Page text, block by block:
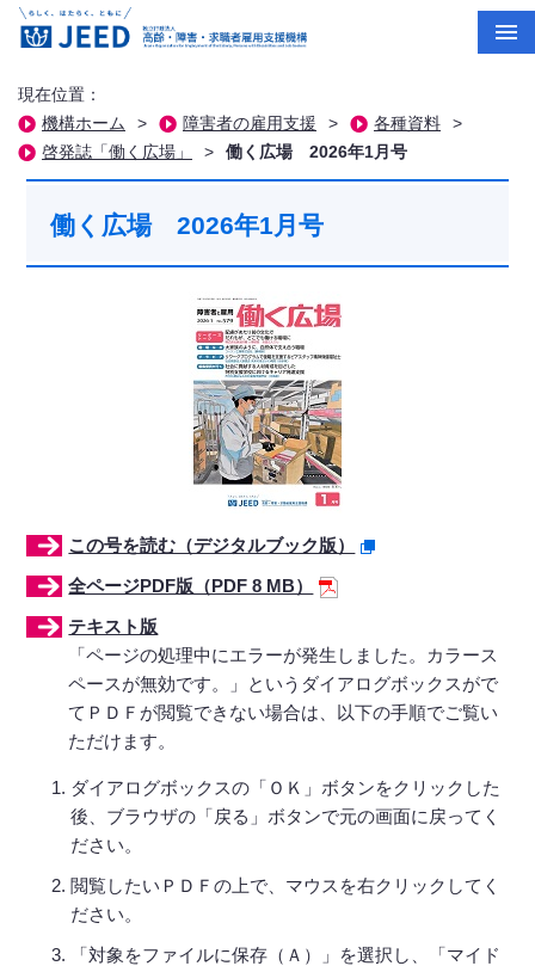
現在位置：
機構ホーム
> 障害者の雇用支援 > 各種資料
>
啓発誌「働く広場」
> 働く広場 2026年1月号
働く広場 2026年1月号
この号を読む（デジタルブック版）
全ページPDF版（PDF 8 MB）
テキスト版
「ページの処理中にエラーが発生しました。カラース
ペースが無効です。」というダイアログボックスがで
てＰＤＦが閲覧できない場合は、以下の手順でご覧い
ただけます。
ダイアログボックスの「ＯＫ」ボタンをクリックした
後、ブラウザの「戻る」ボタンで元の画面に戻ってく
ださい。
閲覧したいＰＤＦの上で、マウスを右クリックしてく
ださい。
「対象をファイルに保存（Ａ）」を選択し、「マイド